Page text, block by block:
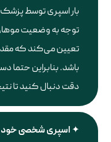
بار اسپری توسط
توجه به وضعیت
تعیین می‌کند که
باشد. بنابراین حتما
دقت دنبال کنید تا
اسپری شخصی خود